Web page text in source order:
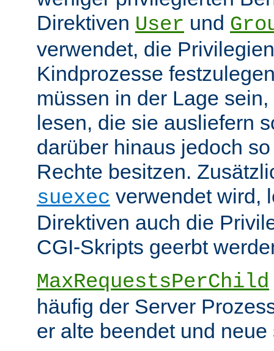
Direktiven User und
verwendet, die
Kindprozesse
müssen in der Lage
lesen, die sie ausliefern
darüber hinaus jedoch
Rechte besitzen.
suexec verwendet wird,
Direktiven auch die
CGI-Skripts geerbt
MaxRequestsPerChild
häufig der Server
er alte beendet und neue